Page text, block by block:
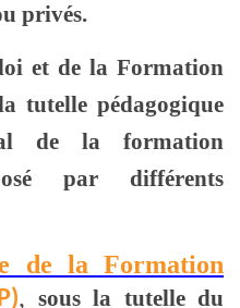
privés.
et de la Formation
tutelle pédagogique
de la formation
par différents
de la Formation
, sous la tutelle du